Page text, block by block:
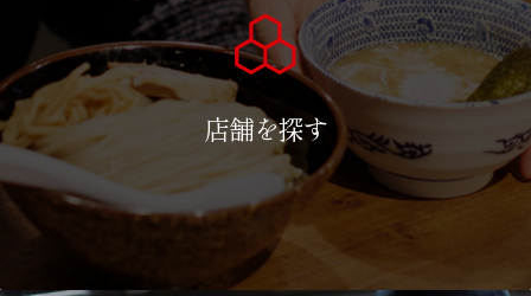
店舗を探す